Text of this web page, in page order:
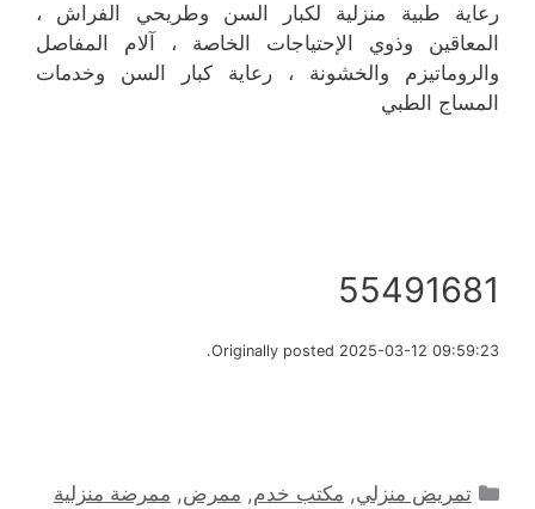
رعاية طبية منزلية لكبار السن وطريحي الفراش ،
المعاقين وذوي الإحتياجات الخاصة ، آلام المفاصل
والروماتيزم والخشونة ، رعاية كبار السن وخدمات
المساج الطبي
55491681
Originally posted 2025-03-12 09:59:23.
التصنيفات
تمريض منزلي, مكتب خدم, ممرض, ممرضة منزلية